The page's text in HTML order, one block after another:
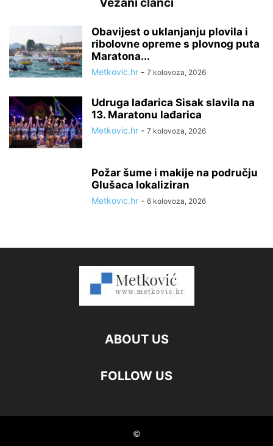
Obavijest o uklanjanju plovila i
ribolovne opreme s plovnog puta
Maratona...
Metkovic.hr - 7 kolovoza, 2026
Udruga lađarica Sisak slavila na
13. Maratonu lađarica
Metkovic.hr - 7 kolovoza, 2026
Požar šume i makije na području
Glušaca lokaliziran
Metkovic.hr - 6 kolovoza, 2026
ABOUT US
FOLLOW US
©